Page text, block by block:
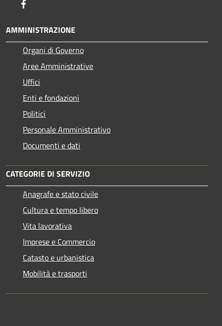
AMMINISTRAZIONE
Organi di Governo
Aree Amministrative
Uffici
Enti e fondazioni
Politici
Personale Amministrativo
Documenti e dati
CATEGORIE DI SERVIZIO
Anagrafe e stato civile
Cultura e tempo libero
Vita lavorativa
Imprese e Commercio
Catasto e urbanistica
Mobilità e trasporti